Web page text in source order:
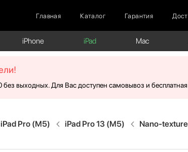
Главная Каталог Гарантия
iPhone iPad Mac
выходных. Для Вас доступен самовывоз и
iPad Pro (M5) iPad Pro 13 (M5) Nano-